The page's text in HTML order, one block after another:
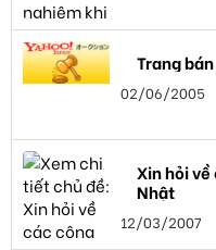
Trang
02/06/2005
Xin hỏi
Nhật
12/03/2007